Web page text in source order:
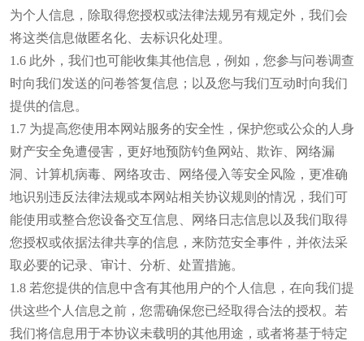
为个人信息，除取得您授权或法律法规另有规定外，我们会
将这类信息做匿名化、去标识化处理。
1.6 此外，我们也可能收集其他信息，例如，您参与问卷调查
时向我们发送的问卷答复信息；以及您与我们互动时向我们
提供的信息。
1.7 为提高您使用本网站服务的安全性，保护您或公众的人身
财产安全免遭侵害，更好地预防钓鱼网站、欺诈、网络漏
洞、计算机病毒、网络攻击、网络侵入等安全风险，更准确
地识别违反法律法规或本网站相关协议规则的情况，我们可
能使用或整合您设备交互信息、网络日志信息以及我们取得
您授权或依据法律共享的信息，来防范安全事件，并依法采
取必要的记录、审计、分析、处置措施。
1.8 若您提供的信息中含有其他用户的个人信息，在向我们提
供这些个人信息之前，您需确保您已经取得合法的授权。若
我们将信息用于本协议未载明的其他用途，或者将基于特定